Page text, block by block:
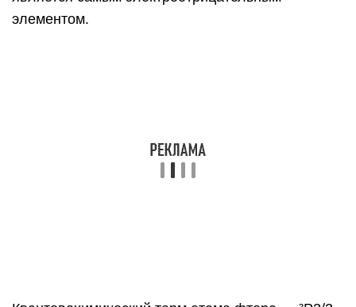
элементом.
строение двухатомной молекулы фтора можно